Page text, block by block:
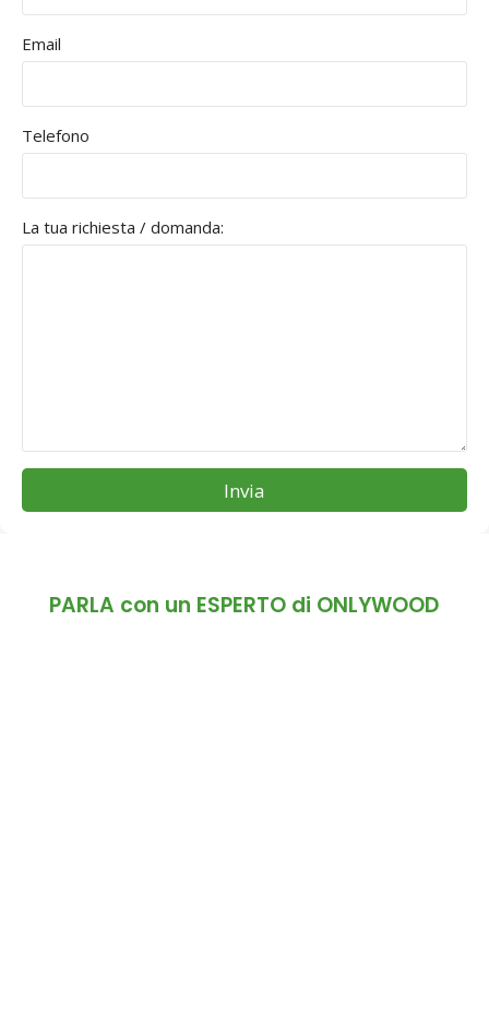
Email
Telefono
La tua richiesta / domanda:
Invia
PARLA con un ESPERTO di ONLYWOOD